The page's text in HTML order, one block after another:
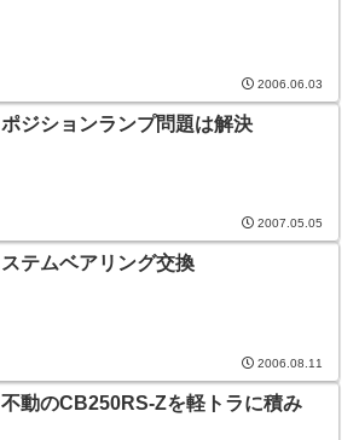
2006.06.03
ポジションランプ問題は解決
2007.05.05
ステムベアリング交換
2006.08.11
不動のCB250RS-Zを軽トラに積み